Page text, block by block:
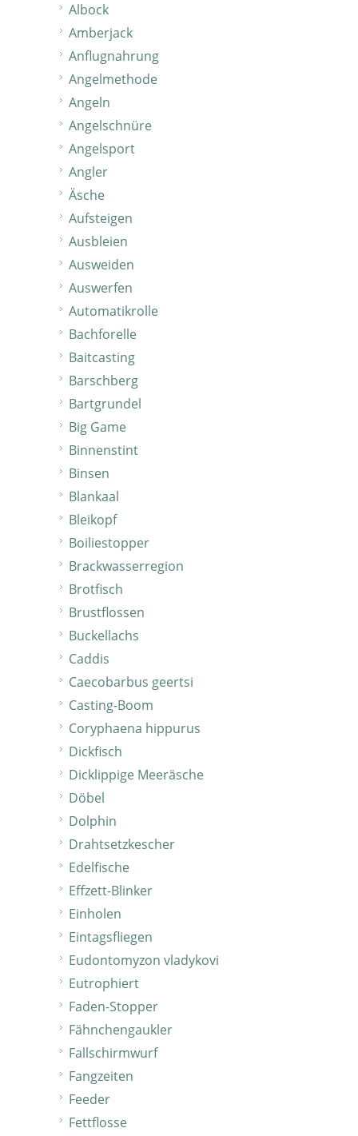
Albock
Amberjack
Anflugnahrung
Angelmethode
Angeln
Angelschnüre
Angelsport
Angler
Äsche
Aufsteigen
Ausbleien
Ausweiden
Auswerfen
Automatikrolle
Bachforelle
Baitcasting
Barschberg
Bartgrundel
Big Game
Binnenstint
Binsen
Blankaal
Bleikopf
Boiliestopper
Brackwasserregion
Brotfisch
Brustflossen
Buckellachs
Caddis
Caecobarbus geertsi
Casting-Boom
Coryphaena hippurus
Dickfisch
Dicklippige Meeräsche
Döbel
Dolphin
Drahtsetzkescher
Edelfische
Effzett-Blinker
Einholen
Eintagsfliegen
Eudontomyzon vladykovi
Eutrophiert
Faden-Stopper
Fähnchengaukler
Fallschirmwurf
Fangzeiten
Feeder
Fettflosse